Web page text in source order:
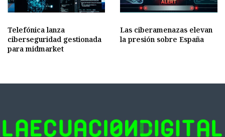
Telefónica lanza
ciberseguridad gestionada
para midmarket
Las ciberamenazas elevan
la presión sobre España